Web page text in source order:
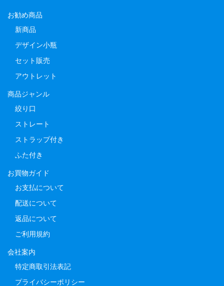
お勧め商品
新商品
デザイン小瓶
セット販売
アウトレット
商品ジャンル
絞り口
ストレート
ストラップ付き
ふた付き
お買物ガイド
お支払について
配送について
返品について
ご利用規約
会社案内
特定商取引法表記
プライバシーポリシー